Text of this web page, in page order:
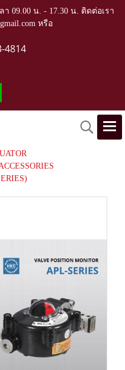
09.00 น. - 17.30 น. ติดต่อเรา
หรือ
4814